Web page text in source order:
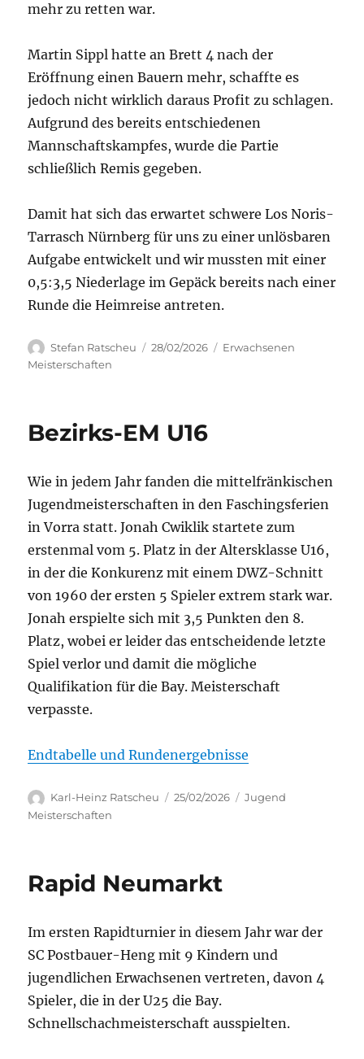
mehr zu retten war.
Martin Sippl hatte an Brett 4 nach der
Eröffnung einen Bauern mehr, schaffte es
jedoch nicht wirklich daraus Profit zu schlagen.
Aufgrund des bereits entschiedenen
Mannschaftskampfes, wurde die Partie
schließlich Remis gegeben.
Damit hat sich das erwartet schwere Los Noris-
Tarrasch Nürnberg für uns zu einer unlösbaren
Aufgabe entwickelt und wir mussten mit einer
0,5:3,5 Niederlage im Gepäck bereits nach einer
Runde die Heimreise antreten.
Autor
Stefan Ratscheu
Veröffentlicht
28/02/2026 Kategorien
Erwachsenen
Meisterschaften
Bezirks-EM U16
Wie in jedem Jahr fanden die mittelfränkischen
Jugendmeisterschaften in den Faschingsferien
in Vorra statt. Jonah Cwiklik startete zum
erstenmal vom 5. Platz in der Altersklasse U16,
in der die Konkurenz mit einem DWZ-Schnitt
von 1960 der ersten 5 Spieler extrem stark war.
Jonah erspielte sich mit 3,5 Punkten den 8.
Platz, wobei er leider das entscheidende letzte
Spiel verlor und damit die mögliche
Qualifikation für die Bay. Meisterschaft
verpasste.
Endtabelle und Rundenergebnisse
Autor
Karl-Heinz Ratscheu
Veröffentlicht
25/02/2026 Kategorien
Jugend
Meisterschaften
Rapid Neumarkt
Im ersten Rapidturnier in diesem Jahr war der
SC Postbauer-Heng mit 9 Kindern und
jugendlichen Erwachsenen vertreten, davon 4
Spieler, die in der U25 die Bay.
Schnellschachmeisterschaft ausspielten.